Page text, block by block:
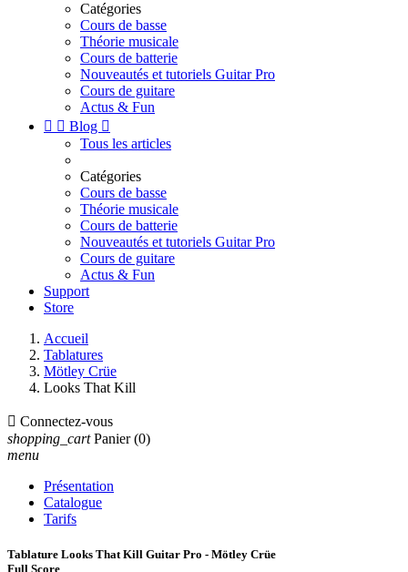
Catégories
Cours de basse
Théorie musicale
Cours de batterie
Nouveautés et tutoriels Guitar Pro
Cours de guitare
Actus & Fun
  Blog 
Tous les articles
Catégories
Cours de basse
Théorie musicale
Cours de batterie
Nouveautés et tutoriels Guitar Pro
Cours de guitare
Actus & Fun
Support
Store
Accueil
Tablatures
Mötley Crüe
Looks That Kill
 Connectez-vous
shopping_cart Panier (0)
menu
Présentation
Catalogue
Tarifs
Tablature Looks That Kill Guitar Pro - Mötley Crüe
Full Score